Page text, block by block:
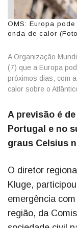
OMS: Europa
onda de calor
A Organização
(7) que a Europa
próximos dias, com
calor sobre o
A previsão é
Portugal e no
graus Celsius
O diretor
Kluge,
emergência
região, da